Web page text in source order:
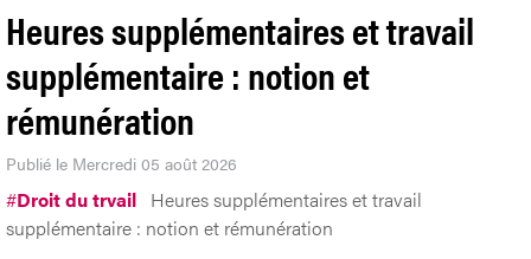
Heures supplémentaires et travail
supplémentaire : notion et
rémunération
Publié le Mercredi 05 août 2026
#Droit du trvail Heures supplémentaires et travail
supplémentaire : notion et rémunération